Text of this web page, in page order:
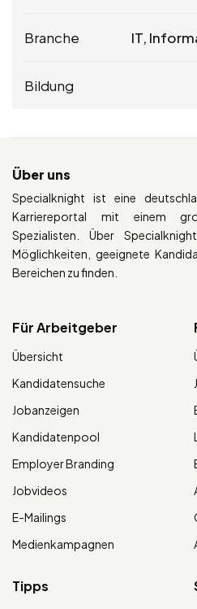
Branche IT,
Bildung
Über uns
Specialknight ist eine
Karriereportal mit einem
Spezialisten. Über
Möglichkeiten, geeignete
Bereichen zu finden.
Für Arbeitgeber
Übersicht
Kandidatensuche
Jobanzeigen
Kandidatenpool
Employer Branding
Jobvideos
E-Mailings
Medienkampagnen
Tipps